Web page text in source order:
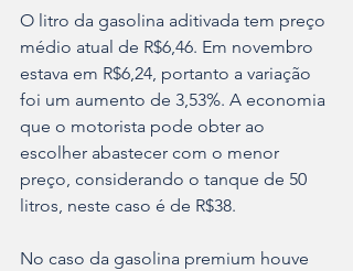
O litro da gasolina aditivada tem preço
médio atual de R$6,46. Em novembro
estava em R$6,24, portanto a variação
foi um aumento de 3,53%. A economia
que o motorista pode obter ao
escolher abastecer com o menor
preço, considerando o tanque de 50
litros, neste caso é de R$38.
No caso da gasolina premium houve